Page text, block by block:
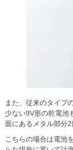
また、従来のタイプ
少ない9V形の乾電池
面にあるメタル部分2
こちらの場合は電池